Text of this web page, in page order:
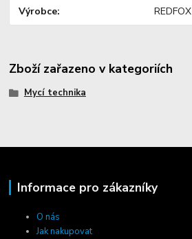
Výrobce REDFOX
Zboží zařazeno v kategoriích
Mycí technika
Informace pro zákazníky
O nás
Jak nakupovat